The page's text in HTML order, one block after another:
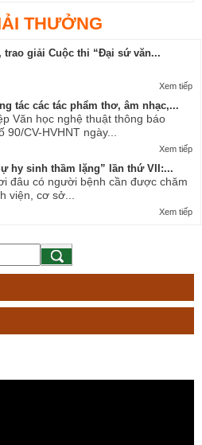
THƯỞNG
trao giải Cuộc thi “Đại sứ văn...
Xem tiếp
tác các tác phẩm thơ, âm nhạc,...
Văn học nghệ thuật thông báo
90/CV-HVHNT ngày...
Xem tiếp
hy sinh thầm lặng” lần thứ VII:...
đâu có người bệnh cần được chăm
viện, cơ sở...
Xem tiếp